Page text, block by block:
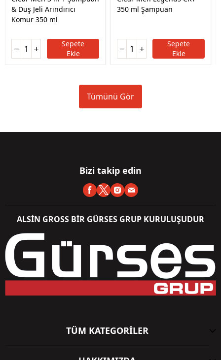
& Duş Jeli Arındırıcı
Kömür 350 ml
Sepete
Ekle
350 ml Şampuan
Sepete
Ekle
Tümünü Gör
Bizi takip edin
ALSİN GROSS BİR GÜRSES GRUP KURULUŞUDUR
TÜM KATEGORİLER